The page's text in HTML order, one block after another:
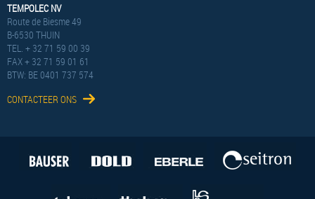
TEMPOLEC NV
Route de Biesme 49
B-6530 THUIN
TEL. + 32 71 59 00 39
FAX + 32 71 59 01 61
BTW: BE 0401 737 574
CONTACTEER ONS